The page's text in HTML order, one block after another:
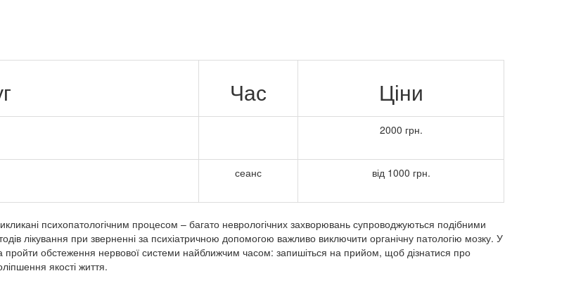
Час Ціни
2000 грн.
сеанс від 1000 грн.
психопатологічним процесом – багато неврологічних захворювань супроводжуються подібними
лікування при зверненні за психіатричною допомогою важливо виключити органічну патологію мозку. У
пройти обстеження нервової системи найближчим часом: запишіться на прийом, щоб дізнатися про
якості життя.